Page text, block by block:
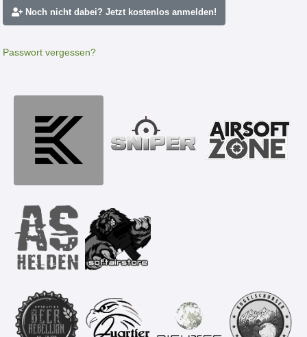
Noch nicht dabei? Jetzt kostenlos anmelden!
Passwort vergessen?